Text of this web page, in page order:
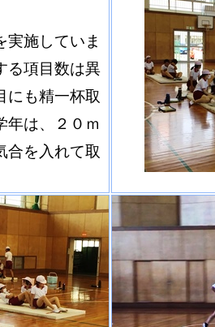
実施していま
る項目数は異
にも精一杯取
年は、２０ｍ
合を入れて取